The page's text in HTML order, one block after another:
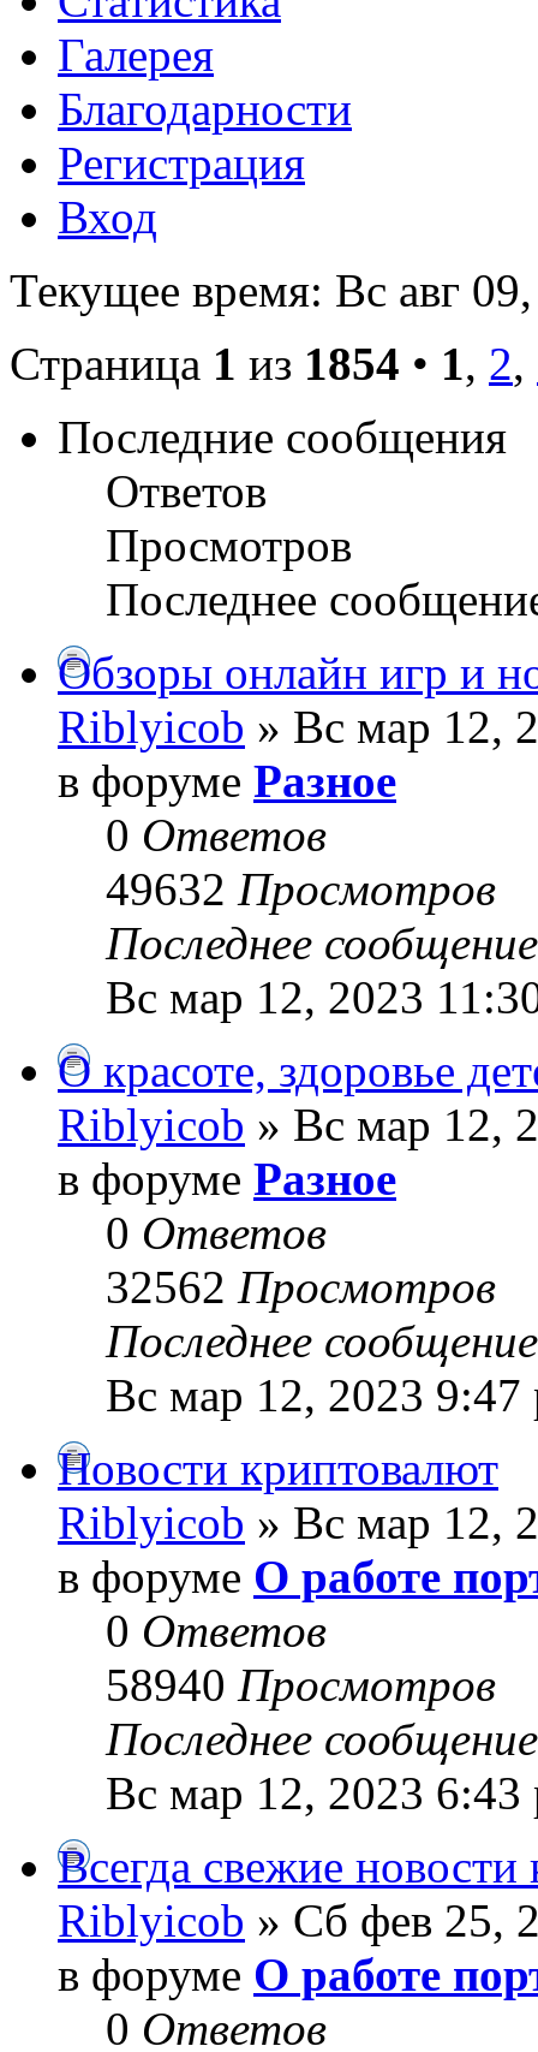
Галерея
Благодарности
Регистрация
Вход
Текущее время: Вс авг
Страница 1 из 1854 • 1, 2,
Последние сообщения
Ответов
Просмотров
Последнее
Обзоры онлайн игр и
Riblyicob » Вс мар 12,
в форуме Разное
0 Ответов
49632 Просмотров
Последнее
Вс мар 12, 2023
О красоте, здоровье
Riblyicob » Вс мар 12,
в форуме Разное
0 Ответов
32562 Просмотров
Последнее
Вс мар 12, 2023 9:47
Новости криптовалют
Riblyicob » Вс мар 12,
в форуме О работе
0 Ответов
58940 Просмотров
Последнее
Вс мар 12, 2023 6:43
Всегда свежие новости
Riblyicob » Сб фев 25,
в форуме О работе
0 Ответов